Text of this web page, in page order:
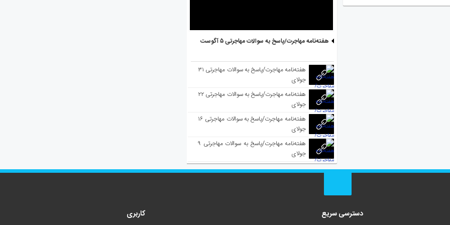
هفته‌نامه مهاجرت/پاسخ به سوالات مهاجرتی ۵ آگوست
هفته‌نامه مهاجرت/پاسخ به سوالات مهاجرتی ۳۱
جولای
هفته‌نامه مهاجرت/پاسخ به سوالات مهاجرتی ۲۲
جولای
هفته‌نامه مهاجرت/پاسخ به سوالات مهاجرتی ۱۶
جولای
هفته‌نامه مهاجرت/پاسخ به سوالات مهاجرتی ۹
جولای
دسترسی سریع کاربری